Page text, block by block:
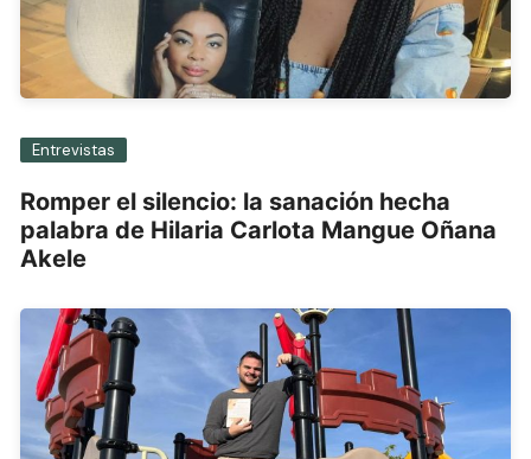
Entrevistas
Romper el silencio: la sanación hecha
palabra de Hilaria Carlota Mangue Oñana
Akele